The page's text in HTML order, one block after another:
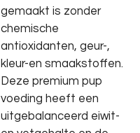
gemaakt is zonder
chemische
antioxidanten, geur-,
kleur-en smaakstoffen.
Deze premium pup
voeding heeft een
uitgebalanceerd eiwit-